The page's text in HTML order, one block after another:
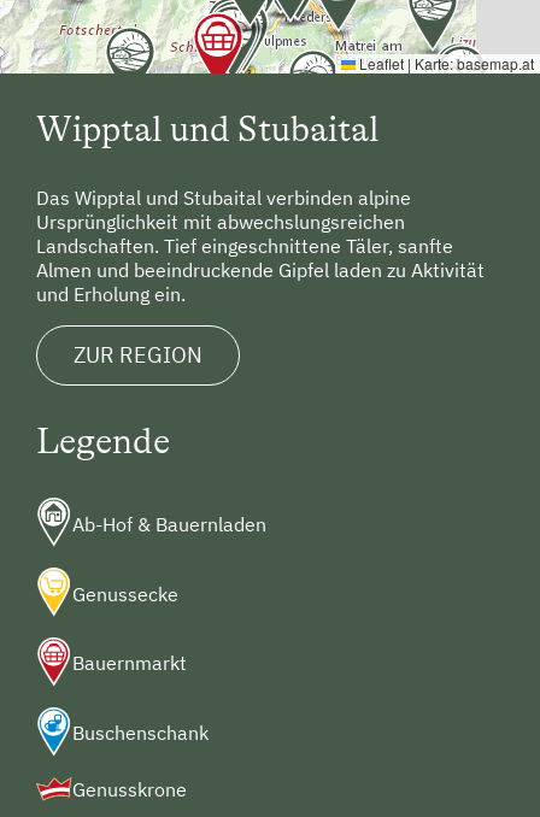
Leaflet | Karte:basemap.at
Wipptal und Stubaital
Das Wipptal und Stubaital verbinden alpine
Ursprünglichkeit mit abwechslungsreichen
Landschaften. Tief eingeschnittene Täler, sanfte
Almen und beeindruckende Gipfel laden zu Aktivität
und Erholung ein.
ZUR REGION
Legende
Ab-Hof & Bauernladen
Genussecke
Bauernmarkt
Buschenschank
Genusskrone